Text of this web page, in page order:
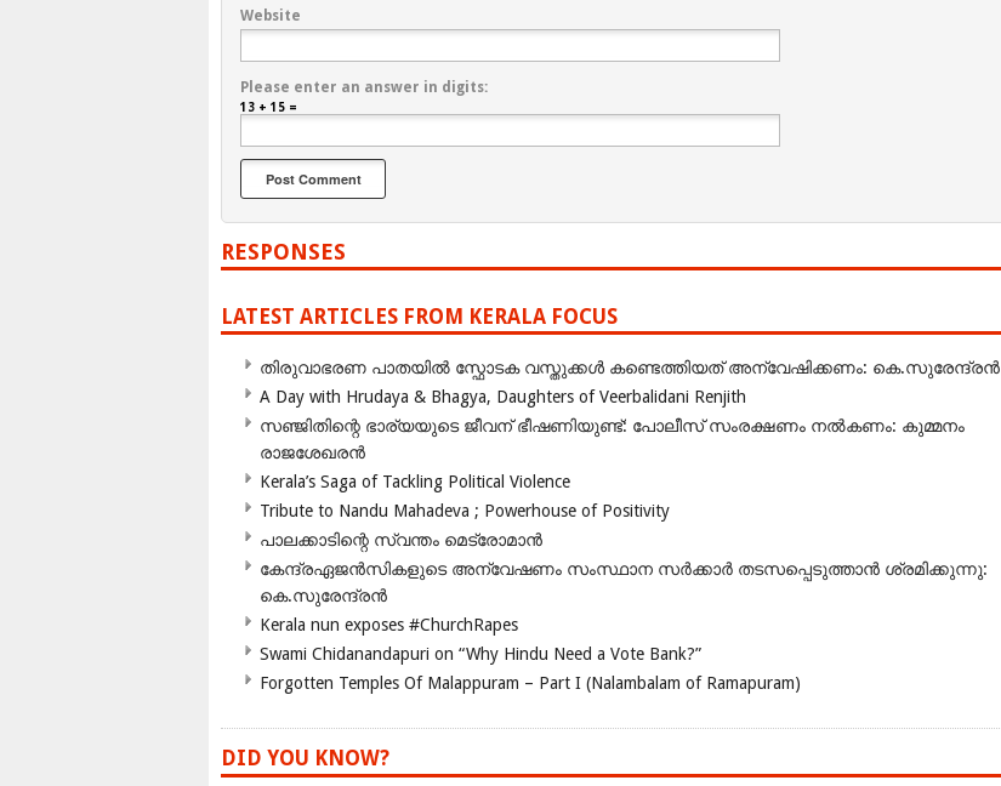
Website
Please enter an answer in digits:
13 + 15 =
RESPONSES
LATEST ARTICLES FROM KERALA FOCUS
തിരുവാഭരണ പാതയിൽ സ്ഫോടക വസ്തുക്കൾ കണ്ടെത്തിയത് അന്വേഷിക്കണം: കെ.സുരേന്ദ്രൻ
A Day with Hrudaya & Bhagya, Daughters of Veerbalidani Renjith
സഞ്ജിതിന്റെ ഭാര്യയുടെ ജീവന് ഭീഷണിയുണ്ട്: പോലീസ് സംരക്ഷണം നൽകണം: കുമ്മനം
രാജശേഖരൻ
Kerala’s Saga of Tackling Political Violence
Tribute to Nandu Mahadeva ; Powerhouse of Positivity
പാലക്കാടിന്റെ സ്വന്തം മെട്രോമാൻ
കേന്ദ്രഏജൻസികളുടെ അന്വേഷണം സംസ്ഥാന സർക്കാർ തടസപ്പെടുത്താൻ ശ്രമിക്കുന്നു:
കെ.സുരേന്ദ്രൻ
Kerala nun exposes #ChurchRapes
Swami Chidanandapuri on “Why Hindu Need a Vote Bank?”
Forgotten Temples Of Malappuram – Part I (Nalambalam of Ramapuram)
DID YOU KNOW?